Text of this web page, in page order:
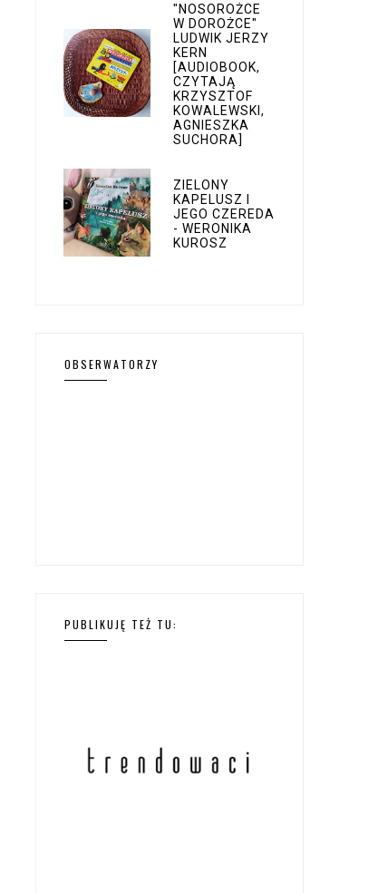
"NOSOROŻCE
W DOROŻCE"
LUDWIK JERZY
KERN
[AUDIOBOOK,
CZYTAJĄ
KRZYSZTOF
KOWALEWSKI,
AGNIESZKA
SUCHORA]
ZIELONY
KAPELUSZ I
JEGO CZEREDA
- WERONIKA
KUROSZ
OBSERWATORZY
PUBLIKUJĘ TEŻ TU: